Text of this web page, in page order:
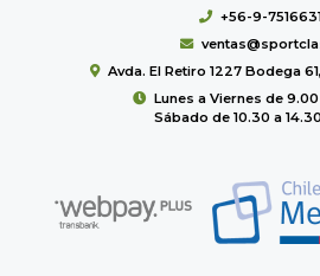
+56-9-
Avda. El Retiro 1227 Bodega
Lunes a Viernes de 9.00
Sábado de 10.30 a